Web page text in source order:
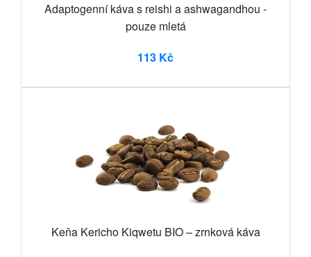
Adaptogenní káva s reishi a ashwagandhou -
pouze mletá
113 Kč
Keňa Kericho Kiqwetu BIO – zrnková káva